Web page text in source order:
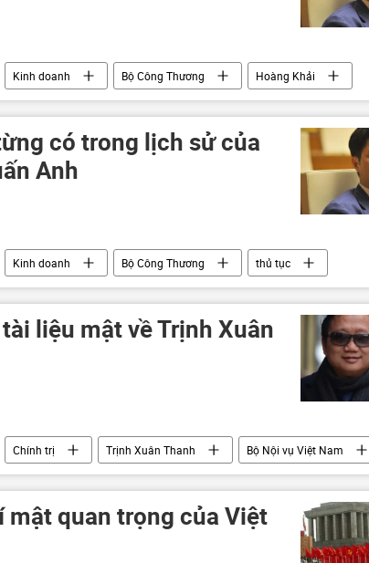
Kinh doanh Bộ Công Thương
Hoàng Khải
có trong lịch sử của
Anh
Kinh doanh Bộ Công Thương
thủ tục
liệu mật về Trịnh Xuân
Chính trị Trịnh Xuân Thanh
Bộ Nội vụ Việt Nam
mật quan trọng của Việt